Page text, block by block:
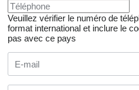
Veuillez vérifier le numéro de
format international et inclure le
pas avec ce pays